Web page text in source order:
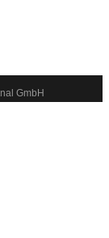
GmbH